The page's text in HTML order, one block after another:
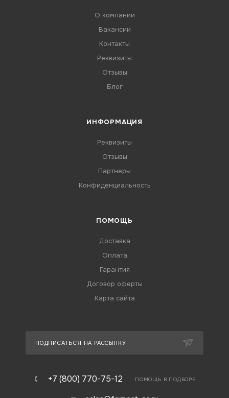
О компании
Вакансии
Контакты
Реквизиты
Отзывы
Блог
ИНФОРМАЦИЯ
Реквизиты
Отзывы
Партнеры
Конфиденциальность
ПОМОЩЬ
Доставка
Оплата
Гарантия
Договор оферты
Карта сайта
ПОДПИСАТЬСЯ НА РАССЫЛКУ
+7 (800) 770-75-12 ПОМОЩЬ В ПОДБОРЕ